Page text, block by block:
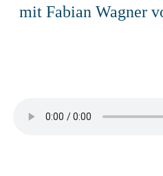
mit Fabian Wagner